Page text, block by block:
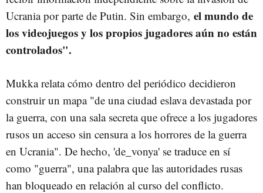
Ucrania por parte de Putin. Sin embargo, el mundo de
los videojuegos y los propios jugadores aún no están
controlados".
Mukka relata cómo dentro del periódico decidieron
construir un mapa "de una ciudad eslava devastada por
la guerra, con una sala secreta que ofrece a los jugadores
rusos un acceso sin censura a los horrores de la guerra
en Ucrania". De hecho, 'de_vonya' se traduce en sí
como "guerra", una palabra que las autoridades rusas
han bloqueado en relación al curso del conflicto.